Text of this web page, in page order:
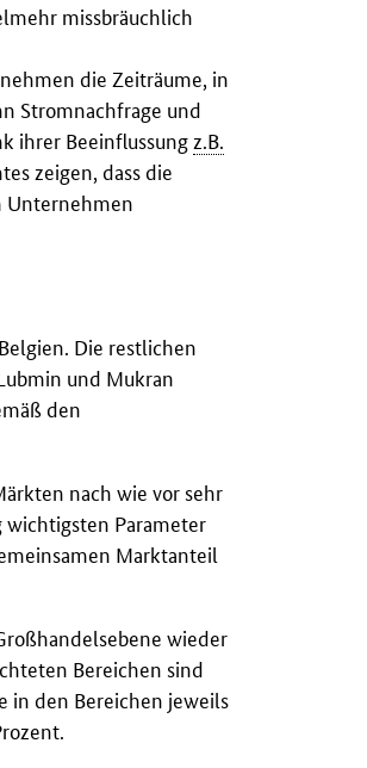
missbräuchlich
die Zeiträume, in
Stromnachfrage und
ihrer Beeinflussung z.B.
zeigen, dass die
Unternehmen
Die restlichen
und Mukran
den
nach wie vor sehr
Parameter
Marktanteil
wieder
Bereichen sind
in den Bereichen jeweils